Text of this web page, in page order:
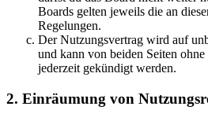
Boards gelten jeweils die an
Regelungen.
Der Nutzungsvertrag wird auf
und kann von beiden Seiten
jederzeit gekündigt werden.
2. Einräumung von